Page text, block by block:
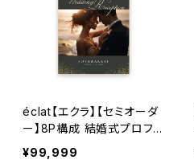
éclat【エクラ】【セミオーダ
ー】8P構成 結婚式プロフィ
ールブック
¥99,999